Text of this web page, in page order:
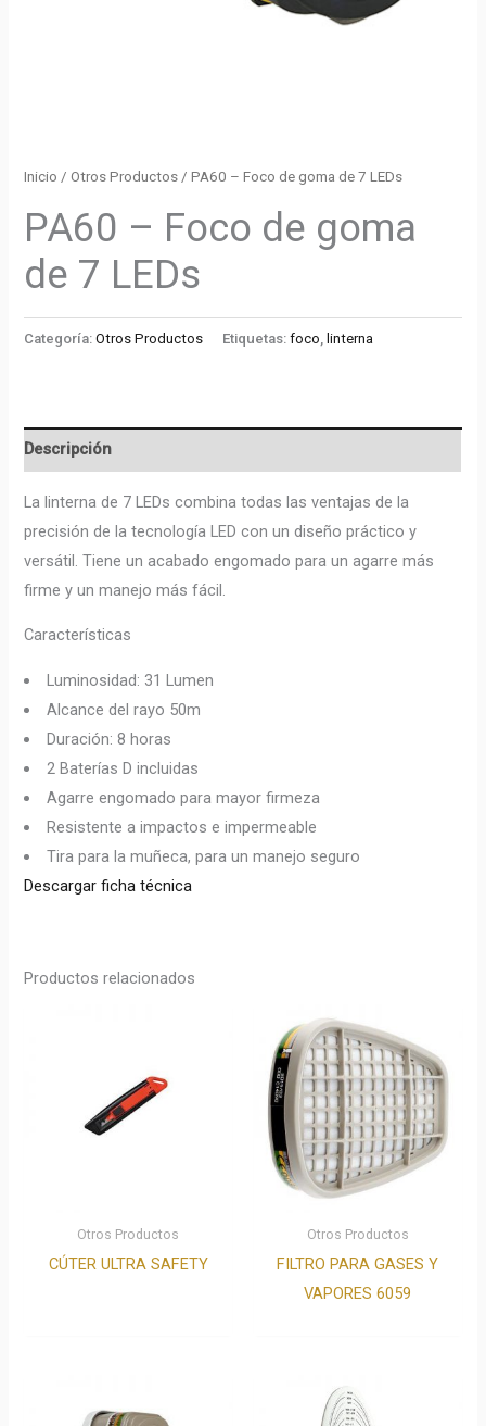
Inicio /Otros Productos / PA60 – Foco de goma de 7 LEDs
PA60 – Foco de goma
de 7 LEDs
Categoría:Otros Productos Etiquetas:foco ,linterna
Descripción
La linterna de 7 LEDs combina todas las ventajas de la
precisión de la tecnología LED con un diseño práctico y
versátil. Tiene un acabado engomado para un agarre más
firme y un manejo más fácil.
Características
Luminosidad: 31 Lumen
Alcance del rayo 50m
Duración: 8 horas
2 Baterías D incluidas
Agarre engomado para mayor firmeza
Resistente a impactos e impermeable
Tira para la muñeca, para un manejo seguro
Descargar ficha técnica
Productos relacionados
Otros Productos
CÚTER ULTRA SAFETY
Otros Productos
FILTRO PARA GASES Y
VAPORES 6059